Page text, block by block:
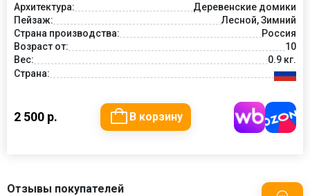
Архитектура:
Деревенские домики
Пейзаж:
Лесной, Зимний
Страна производства:
Россия
Возраст от:
10
Вес:
0.9 кг.
Страна:
2 500 р. В корзину
Отзывы покупателей